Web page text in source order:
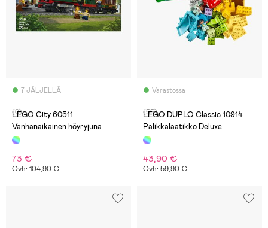
7 JÄLJELLÄ
(0)
LEGO City 60511
Vanhanaikainen höyryjuna
73 €
Ovh: 104,90 €
Varastossa
(55)
LEGO DUPLO Classic 10914
Palikkalaatikko Deluxe
43,90 €
Ovh: 59,90 €